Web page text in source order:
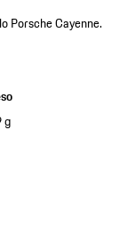
Porsche Cayenne.
g